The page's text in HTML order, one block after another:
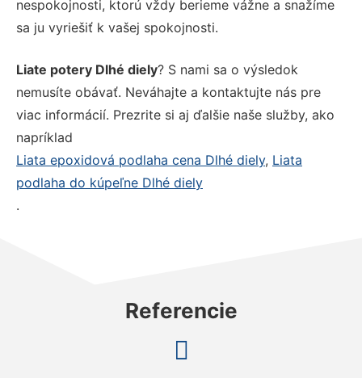
nespokojnosti, ktorú vždy berieme vážne a snažíme
sa ju vyriešiť k vašej spokojnosti.
Liate potery Dlhé diely? S nami sa o výsledok
nemusíte obávať. Neváhajte a kontaktujte nás pre
viac informácií. Prezrite si aj ďalšie naše služby, ako
napríklad
Liata epoxidová podlaha cena Dlhé diely, Liata
podlaha do kúpeľne Dlhé diely
.
Referencie